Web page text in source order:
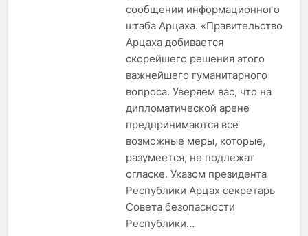
сообщении информационного
штаба Арцаха. «Правительство
Арцаха добивается
скорейшего решения этого
важнейшего гуманитарного
вопроса. Уверяем вас, что на
дипломатической арене
предпринимаются все
возможные меры, которые,
разумеется, не подлежат
огласке. Указом президента
Республики Арцах секретарь
Совета безопасности
Республики…